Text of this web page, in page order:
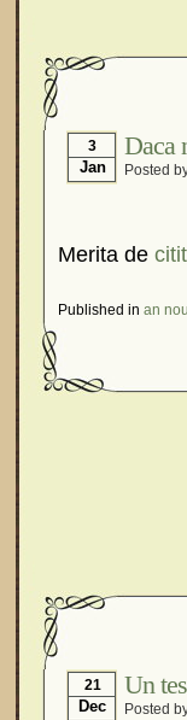
3
Jan
Daca
Posted
Merita de citit
Published in an nou
21
Dec
Un
Posted